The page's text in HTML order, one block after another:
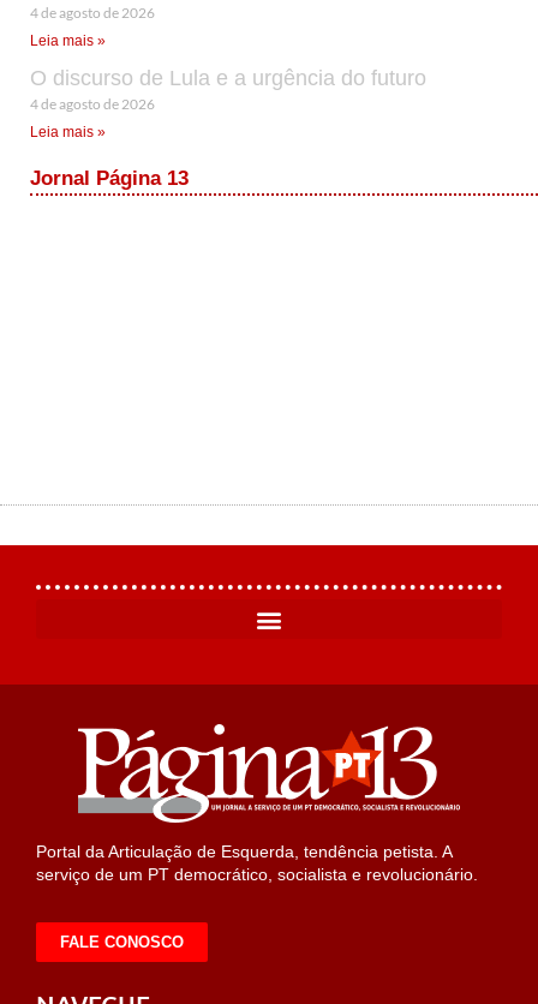
4 de agosto de 2026
Leia mais »
O discurso de Lula e a urgência do futuro
4 de agosto de 2026
Leia mais »
Jornal Página 13
Portal da Articulação de Esquerda, tendência petista. A
serviço de um PT democrático, socialista e revolucionário.
FALE CONOSCO